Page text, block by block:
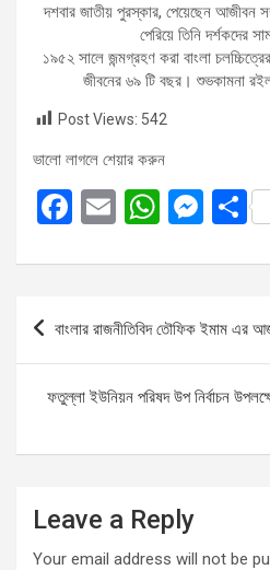
দশবার জাতীয় পুরস্কার, পেয়েছেন আজীবন
পেরিয়ে তিনি দর্শকদের
১৯৫২ সালে জন্মগ্রহণ করা বাংলা
জীবনের ৬৯ টি বছর। শুভকামনা
Post Views: 542
ভালো লাগলে শেয়ার করুন
F
ce
o
o
k
E
ail
W
at
s
A
p
p
M
se
n
g
er
S
Post
বাংলার রাজনীতিবিদ তৌফিক ইমাম এর
ফতুল্লা ইউনিয়ন পরিষদ উপ নির্বাচন
Leave a Reply
Your email address will not be